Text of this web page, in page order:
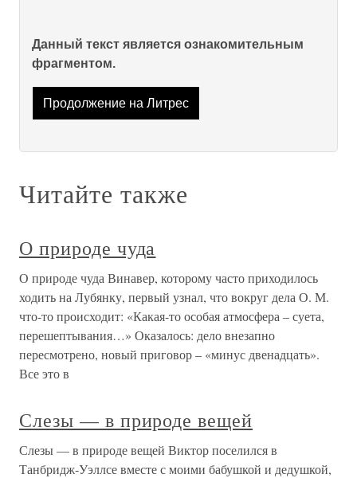
Данный текст является ознакомительным
фрагментом.
Продолжение на Литрес
Читайте также
О природе чуда
О природе чуда Винавер, которому часто приходилось
ходить на Лубянку, первый узнал, что вокруг дела О. М.
что-то происходит: «Какая-то особая атмосфера – суета,
перешептывания…» Оказалось: дело внезапно
пересмотрено, новый приговор – «минус двенадцать».
Все это в
Слезы — в природе вещей
Слезы — в природе вещей Виктор поселился в
Танбридж-Уэллсе вместе с моими бабушкой и дедушкой,